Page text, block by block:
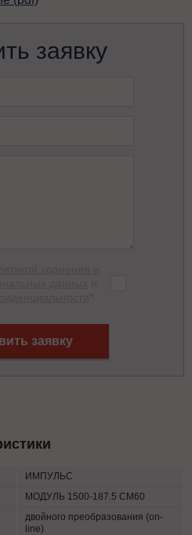
заявку
заявку
ИМПУЛЬС
МОДУЛЬ 1500-187.5 СМ60
двойного преобразования (on-
line)